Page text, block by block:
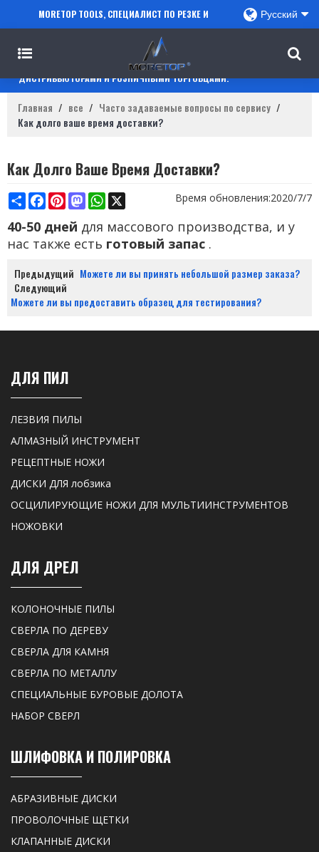
MORETOP TOOLS, СПЕЦИАЛИСТ ПО РЕЗКЕ И
СВЕРЛЕНИЮ, СОТРУДНИЧАЕТ С ПРОДАВЦАМИ
AMAZON, РЕГИОНАЛЬНЫМИ ОПТОВИКАМИ,
ДИСТРИБЬЮТОРАМИ И РОЗНИЧНЫМИ ТОРГОВЦАМИ.
Русский
Главная / все / Часто задаваемые вопросы по сервису /
Как долго ваше время доставки?
Как Долго Ваше Время Доставки?
ShareFacebook
PinterestMastodonWhatsApp Время обновления:2020/7/7
40-50 дней для массового производства, и у
нас также есть готовый запас .
Предыдущий Можете ли вы принять небольшой размер заказа?
Следующий
Можете ли вы предоставить образец для тестирования?
ДЛЯ ПИЛ
ЛЕЗВИЯ ПИЛЫ
АЛМАЗНЫЙ ИНСТРУМЕНТ
РЕЦЕПТНЫЕ НОЖИ
ДИСКИ ДЛЯ лобзика
ОСЦИЛИРУЮЩИЕ НОЖИ ДЛЯ МУЛЬТИИНСТРУМЕНТОВ
НОЖОВКИ
ДЛЯ ДРЕЛ
КОЛОНОЧНЫЕ ПИЛЫ
СВЕРЛА ПО ДЕРЕВУ
СВЕРЛА ДЛЯ КАМНЯ
СВЕРЛА ПО МЕТАЛЛУ
СПЕЦИАЛЬНЫЕ БУРОВЫЕ ДОЛОТА
НАБОР СВЕРЛ
ШЛИФОВКА И ПОЛИРОВКА
АБРАЗИВНЫЕ ДИСКИ
ПРОВОЛОЧНЫЕ ЩЕТКИ
КЛАПАННЫЕ ДИСКИ